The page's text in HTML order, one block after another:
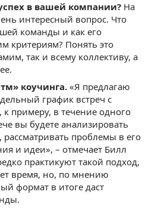
в вашей компании? На
интересный вопрос. Что
команды и как его
критериям? Понять это
так и всему коллективу, а
коучинга.«Я предлагаю
график встреч с
примеру, в течение одного
вы будете анализировать
рассматривать проблемы в его
и идеи», – отмечает Билл
практикуют такой подход,
время, но, по мнению
формат в итоге даст